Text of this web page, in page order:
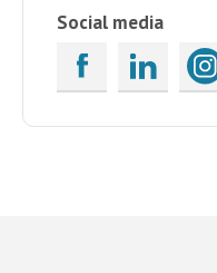
Social media